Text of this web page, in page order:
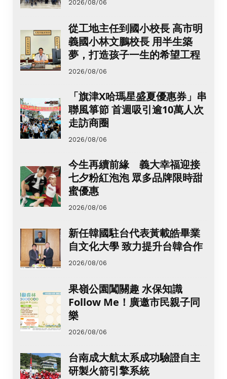
2026/08/06
從工地主任到國小校長 高市明
義國小林文鵬校長 用半生築
夢，打造孩子一生的希望工程
2026/08/06
「旗津X哈瑪星盛夏優惠券」串
聯風箏節 首週吸引逾10萬人次
走訪商圈
2026/08/06
今生再續前緣 義大幸福迎接
七夕粉紅泡泡 眾多品牌限時甜
蜜優惠
2026/08/06
新任韓國駐台代表黃載皓畢業
自文化大學 致力提升台韓合作
2026/08/06
果嶺公園闖關趣 水保知識
Follow Me！廣邀市民親子同
樂
2026/08/06
台南成大航太系成功驗證自主
研製火箭引擎系統